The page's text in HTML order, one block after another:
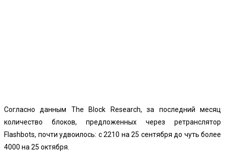
Согласно данным The Block Research, за последний месяц
количество блоков, предложенных через ретранслятор
Flashbots, почти удвоилось: с 2210 на 25 сентября до чуть более
4000 на 25 октября.